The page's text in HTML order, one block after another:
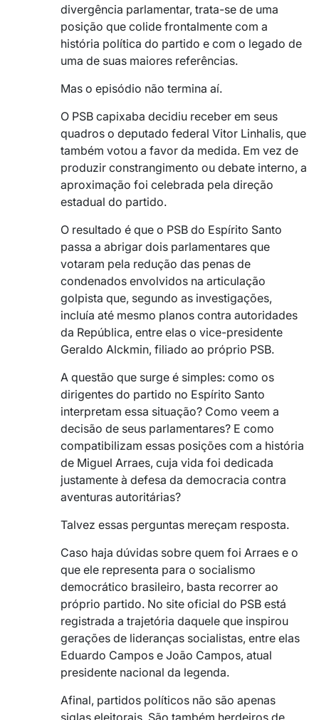
divergência parlamentar, trata-se de uma
posição que colide frontalmente com a
história política do partido e com o legado de
uma de suas maiores referências.
Mas o episódio não termina aí.
O PSB capixaba decidiu receber em seus
quadros o deputado federal Vitor Linhalis, que
também votou a favor da medida. Em vez de
produzir constrangimento ou debate interno, a
aproximação foi celebrada pela direção
estadual do partido.
O resultado é que o PSB do Espírito Santo
passa a abrigar dois parlamentares que
votaram pela redução das penas de
condenados envolvidos na articulação
golpista que, segundo as investigações,
incluía até mesmo planos contra autoridades
da República, entre elas o vice-presidente
Geraldo Alckmin, filiado ao próprio PSB.
A questão que surge é simples: como os
dirigentes do partido no Espírito Santo
interpretam essa situação? Como veem a
decisão de seus parlamentares? E como
compatibilizam essas posições com a história
de Miguel Arraes, cuja vida foi dedicada
justamente à defesa da democracia contra
aventuras autoritárias?
Talvez essas perguntas mereçam resposta.
Caso haja dúvidas sobre quem foi Arraes e o
que ele representa para o socialismo
democrático brasileiro, basta recorrer ao
próprio partido. No site oficial do PSB está
registrada a trajetória daquele que inspirou
gerações de lideranças socialistas, entre elas
Eduardo Campos e João Campos, atual
presidente nacional da legenda.
Afinal, partidos políticos não são apenas